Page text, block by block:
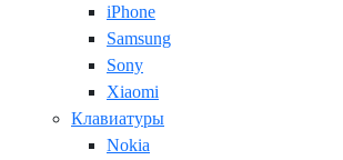
iPhone
Samsung
Sony
Xiaomi
Клавиатуры
Nokia